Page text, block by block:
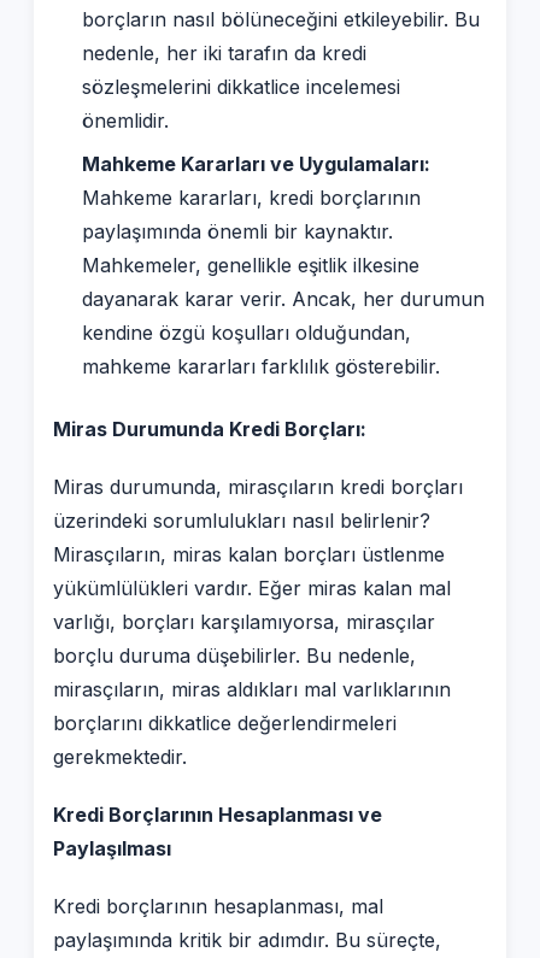
borçların nasıl bölüneceğini etkileyebilir. Bu
nedenle, her iki tarafın da kredi
sözleşmelerini dikkatlice incelemesi
önemlidir.
Mahkeme Kararları ve Uygulamaları:
Mahkeme kararları, kredi borçlarının
paylaşımında önemli bir kaynaktır.
Mahkemeler, genellikle eşitlik ilkesine
dayanarak karar verir. Ancak, her durumun
kendine özgü koşulları olduğundan,
mahkeme kararları farklılık gösterebilir.
Miras Durumunda Kredi Borçları:
Miras durumunda, mirasçıların kredi borçları
üzerindeki sorumlulukları nasıl belirlenir?
Mirasçıların, miras kalan borçları üstlenme
yükümlülükleri vardır. Eğer miras kalan mal
varlığı, borçları karşılamıyorsa, mirasçılar
borçlu duruma düşebilirler. Bu nedenle,
mirasçıların, miras aldıkları mal varlıklarının
borçlarını dikkatlice değerlendirmeleri
gerekmektedir.
Kredi Borçlarının Hesaplanması ve
Paylaşılması
Kredi borçlarının hesaplanması, mal
paylaşımında kritik bir adımdır. Bu süreçte,